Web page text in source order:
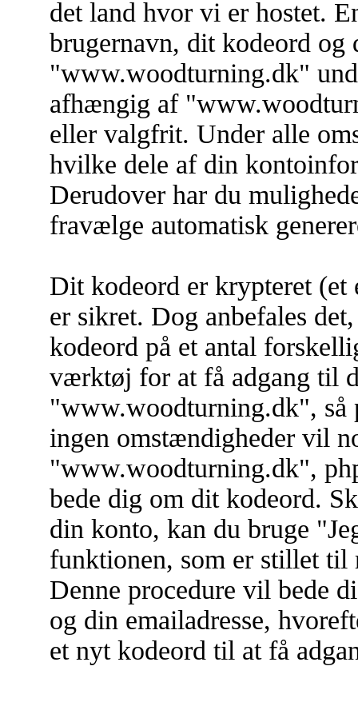
det land hvor vi er hostet.
brugernavn, dit kodeord og
"www.woodturning.dk"
afhængig af
eller valgfrit. Under alle
hvilke dele af din
Derudover har du
fravælge automatisk
Dit kodeord er krypteret
er sikret. Dog anbefales
kodeord på et antal
værktøj for at få adgang til
"www.woodturning.dk", så
ingen omstændigheder vil
"www.woodturning.dk",
bede dig om dit kodeord.
din konto, kan du bruge
funktionen, som er stillet
Denne procedure vil bede
og din emailadresse,
et nyt kodeord til at få